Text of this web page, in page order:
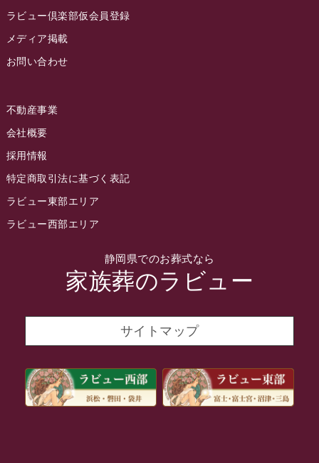
2022年9月
2022年8月
2022年7月
2022年5月
2022年4月
2021年9月
2021年8月
2021年7月
2021年6月
静岡県でのお葬式なら
家族葬のラビュー
サイトマップ
ラビュー倶楽部仮会員登録
メディア掲載
お問い合わせ
不動産事業
会社概要
採用情報
特定商取引法に基づく表記
ラビュー東部エリア
ラビュー西部エリア